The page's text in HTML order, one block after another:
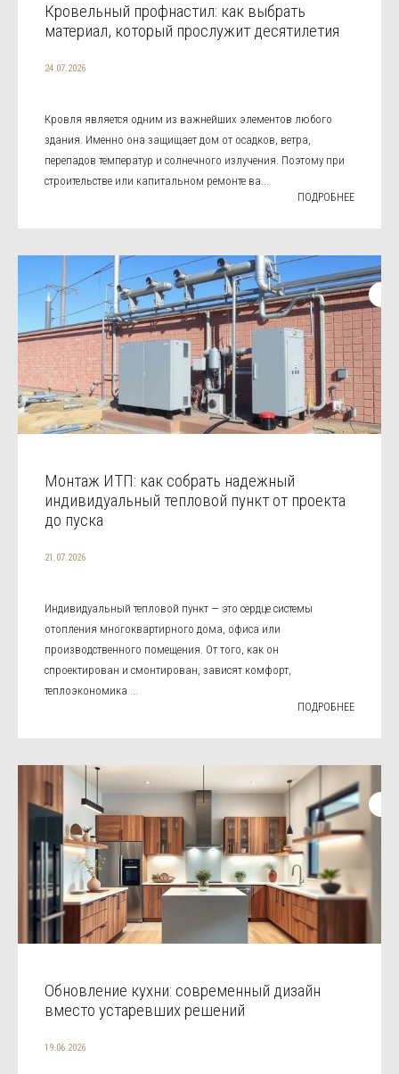
Кровельный профнастил: как выбрать
материал, который прослужит десятилетия
24.07.2026
Кровля является одним из важнейших элементов любого
здания. Именно она защищает дом от осадков, ветра,
перепадов температур и солнечного излучения. Поэтому при
строительстве или капитальном ремонте ва...
ПОДРОБНЕЕ
Монтаж ИТП: как собрать надежный
индивидуальный тепловой пункт от проекта
до пуска
21.07.2026
Индивидуальный тепловой пункт — это сердце системы
отопления многоквартирного дома, офиса или
производственного помещения. От того, как он
спроектирован и смонтирован, зависят комфорт,
теплоэкономика ...
ПОДРОБНЕЕ
Обновление кухни: современный дизайн
вместо устаревших решений
19.06.2026